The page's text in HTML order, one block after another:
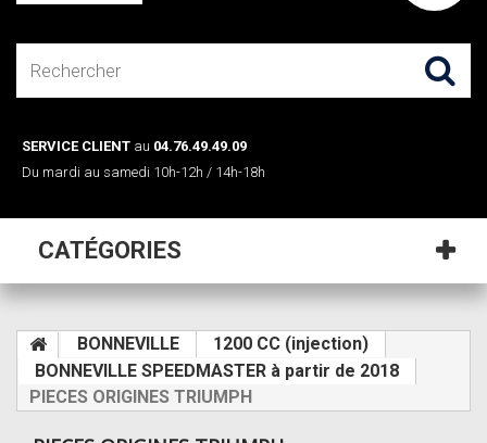
SERVICE CLIENT au 04.76.49.49.09
Du mardi au samedi 10h-12h / 14h-18h
CATÉGORIES
BONNEVILLE
1200 CC (injection)
BONNEVILLE SPEEDMASTER à partir de 2018
PIECES ORIGINES TRIUMPH